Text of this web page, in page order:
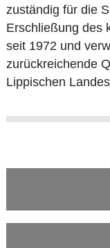
zuständig für die
Erschließung des
seit 1972 und
zurückreichende
Lippischen